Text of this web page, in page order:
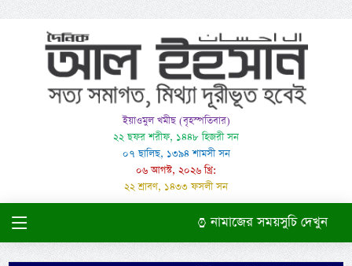
ইয়াওমুল খমীছ (বৃহস্পতিবার)
২২ ছফর শরীফ, ১৪৪৮ হিজরী সন
০৭ ছালিছ, ১৩৯৪ শামসী সন
০৬ আগস্ট, ২০২৬ খ্রি:
২২ শ্রাবণ, ১৪৩৩ ফসলী সন
নামাজের সময়সুচি দেখুন